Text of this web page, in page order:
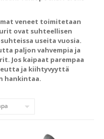
veneet toimitetaan
ovat suhteellisen
useita vuosia.
paljon vahvempia ja
Jos kaipaat parempaa
ja kiihtyvyyttä
hankintaa.